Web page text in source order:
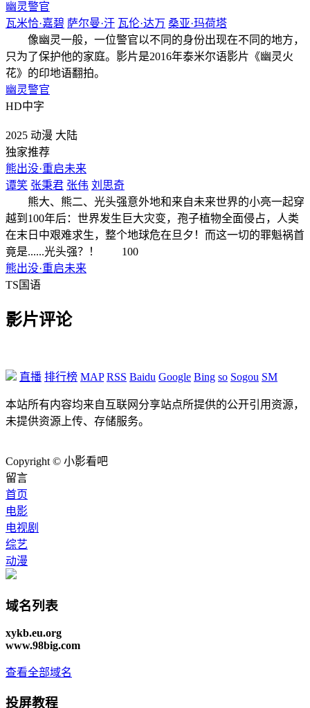
幽灵警官
瓦米恰·嘉碧 萨尔曼·汗 瓦伦·达万 桑亚·玛荷塔
像幽灵一般，一位警官以不同的身份出现在不同的地方，
只为了保护他的家庭。影片是2016年泰米尔语影片《幽灵火
花》的印地语翻拍。
幽灵警官
HD中字
2025 动漫 大陆
独家推荐
熊出没·重启未来
谭笑 张秉君 张伟 刘思奇
熊大、熊二、光头强意外地和来自未来世界的小亮一起穿
越到100年后：世界发生巨大灾变，孢子植物全面侵占，人类
在末日中艰难求生，整个地球危在旦夕！而这一切的罪魁祸首
竟是......光头强？！ 100
熊出没·重启未来
TS国语
影片评论
直播 排行榜 MAP RSS Baidu Google Bing so Sogou SM
本站所有内容均来自互联网分享站点所提供的公开引用资源，
未提供资源上传、存储服务。
Copyright © 小影看吧
留言
首页
电影
电视剧
综艺
动漫
域名列表
xykb.eu.org
www.98big.com
查看全部域名
投屏教程